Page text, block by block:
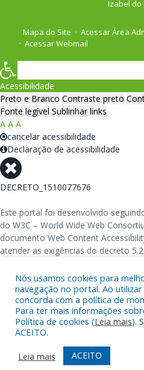
Izabel do
Mapa do Site
Acessar Área
Acessar Webmail
Nós usamos cookies para
navegação no portal. Ao
concorda com a política de
Para ter mais informações
Política de cookies (Leia mais).
ACEITO.
Leia mais
ACEITO
Acessibilidade
Preto e Branco Contraste preto
Fonte legível Sublinhar links
A A A
cancelar acessibilidade
Declaração de acessibilidade
DECRETO_1510077676
Este portal foi desenvolvido
do W3C – World Wide Web
documento Web Content
atender as exigências do decreto
eletrônicos da administração
computadores para o uso das
garantindo-lhes o pleno acesso
Além de validações automáticas,
diversos navegadores e através do
DOSVOX, sistema operacional